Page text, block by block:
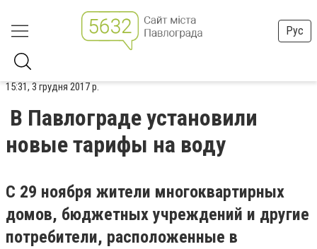
Рус
15:31, 3 грудня 2017 р.
В Павлограде установили
новые тарифы на воду
С 29 ноября жители многоквартирных
домов, бюджетных учреждений и другие
потребители, расположенные в